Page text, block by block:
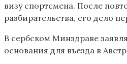
визу спортсмена. После
разбирательства, его дело
В сербском Минздраве
основания для въезда в